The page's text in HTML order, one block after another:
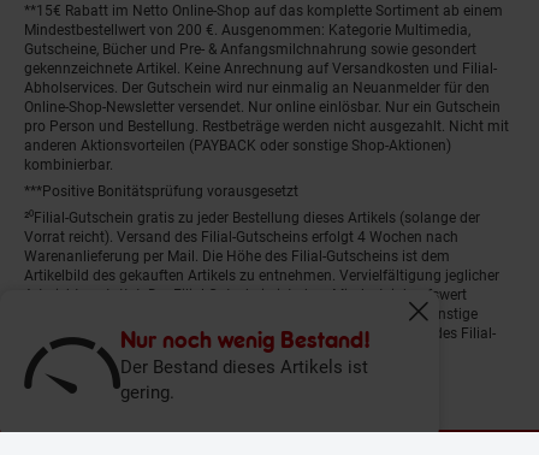
Nur noch wenig Bestand!
Der Bestand dieses Artikels ist
gering.
Fenster
**15€ Rabatt im Netto Online-Shop auf das komplette Sortiment ab einem
Mindestbestellwert von 200 €. Ausgenommen: Kategorie Multimedia,
Gutscheine, Bücher und Pre- & Anfangsmilchnahrung sowie gesondert
gekennzeichnete Artikel. Keine Anrechnung auf Versandkosten und Filial-
Abholservices. Der Gutschein wird nur einmalig an Neuanmelder für den
Online-Shop-Newsletter versendet. Nur online einlösbar. Nur ein Gutschein
pro Person und Bestellung. Restbeträge werden nicht ausgezahlt. Nicht mit
anderen Aktionsvorteilen (PAYBACK oder sonstige Shop-Aktionen)
kombinierbar.
***Positive Bonitätsprüfung vorausgesetzt
²⁰Filial-Gutschein gratis zu jeder Bestellung dieses Artikels (solange der
Vorrat reicht). Versand des Filial-Gutscheins erfolgt 4 Wochen nach
Warenanlieferung per Mail. Die Höhe des Filial-Gutscheins ist dem
Artikelbild des gekauften Artikels zu entnehmen. Vervielfältigung jeglicher
Art nicht gestattet. Der Filial-Gutschein ist ohne Mindesteinkaufswert
einlösbar. Nicht mit anderen Aktionsvorteilen (PAYBACK oder sonstige
Shop-Aktionen) kombinierbar. Der jeweilige Gültigkeitszeitraum des Filial-
Gutscheins ist darauf vermerkt.